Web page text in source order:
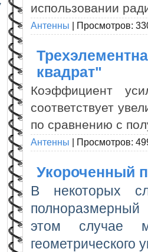
использовании
Антенны | Просмотров:
квадрат"
Коэффициент
соответствует
по сравнению с
Антенны | Просмотров:
Укороченный
В некоторых
этом случае
геометрического